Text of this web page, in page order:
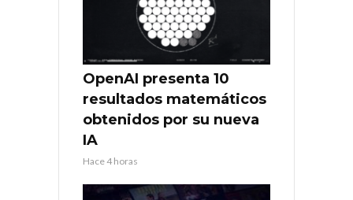
OpenAI presenta 10
resultados matemáticos
obtenidos por su nueva
IA
Hace 4 horas